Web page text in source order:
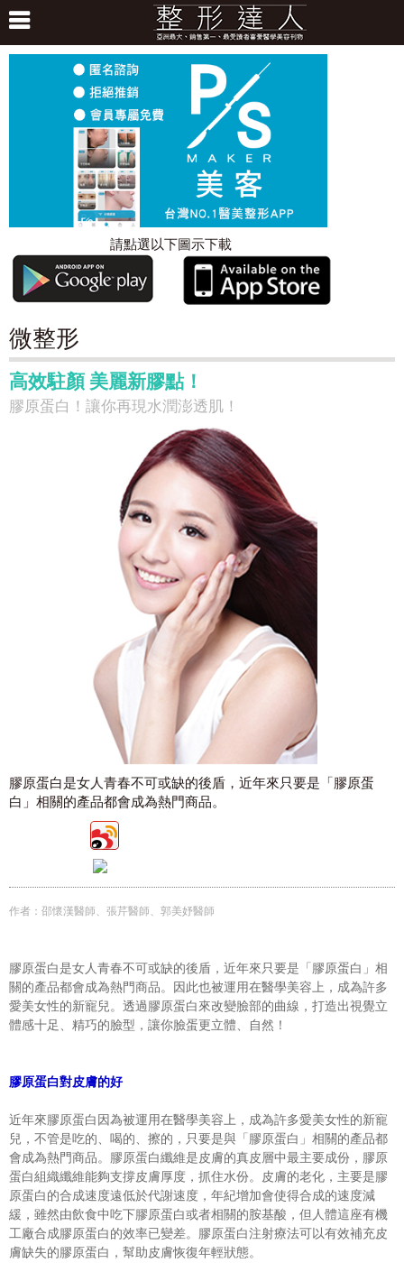
請點選以下圖示下載
微整形
高效駐顏 美麗新膠點！
膠原蛋白！讓你再現水潤澎透肌！
膠原蛋白是女人青春不可或缺的後盾，近年來只要是「膠原蛋
白」相關的產品都會成為熱門商品。
作者：邵懷漢醫師、張芹醫師、郭美妤醫師
膠原蛋白是女人青春不可或缺的後盾，近年來只要是「膠原蛋白」相
關的產品都會成為熱門商品。因此也被運用在醫學美容上，成為許多
愛美女性的新寵兒。透過膠原蛋白來改變臉部的曲線，打造出視覺立
體感十足、精巧的臉型，讓你臉蛋更立體、自然！
膠原蛋白對皮膚的好
近年來膠原蛋白因為被運用在醫學美容上，成為許多愛美女性的新寵
兒，不管是吃的、喝的、擦的，只要是與「膠原蛋白」相關的產品都
會成為熱門商品。膠原蛋白纖維是皮膚的真皮層中最主要成份，膠原
蛋白組織纖維能夠支撐皮膚厚度，抓住水份。皮膚的老化，主要是膠
原蛋白的合成速度遠低於代謝速度，年紀增加會使得合成的速度減
緩，雖然由飲食中吃下膠原蛋白或者相關的胺基酸，但人體這座有機
工廠合成膠原蛋白的效率已變差。膠原蛋白注射療法可以有效補充皮
膚缺失的膠原蛋白，幫助皮膚恢復年輕狀態。